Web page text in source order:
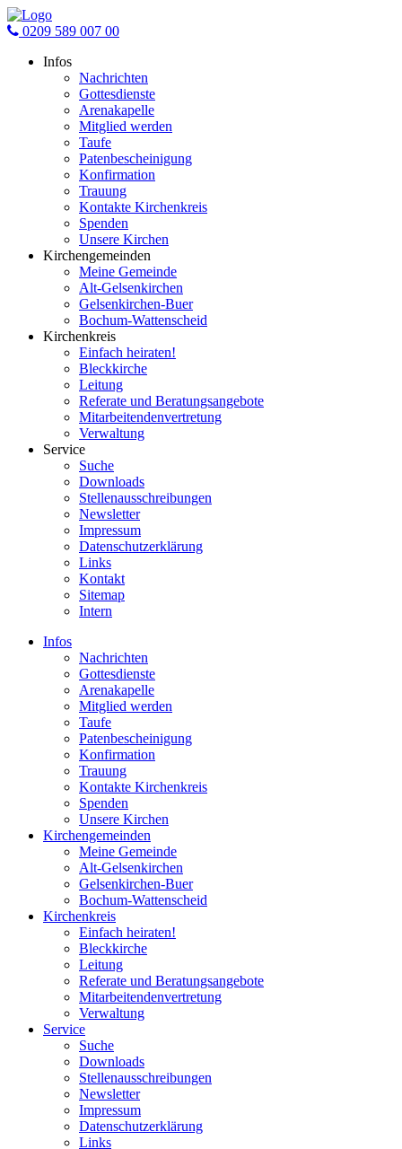
0209 589 007 00
Infos
Nachrichten
Gottesdienste
Arenakapelle
Mitglied werden
Taufe
Patenbescheinigung
Konfirmation
Trauung
Kontakte Kirchenkreis
Spenden
Unsere Kirchen
Kirchengemeinden
Meine Gemeinde
Alt-Gelsenkirchen
Gelsenkirchen-Buer
Bochum-Wattenscheid
Kirchenkreis
Einfach heiraten!
Bleckkirche
Leitung
Referate und Beratungsangebote
Mitarbeitendenvertretung
Verwaltung
Service
Suche
Downloads
Stellenausschreibungen
Newsletter
Impressum
Datenschutzerklärung
Links
Kontakt
Sitemap
Intern
Infos
Nachrichten
Gottesdienste
Arenakapelle
Mitglied werden
Taufe
Patenbescheinigung
Konfirmation
Trauung
Kontakte Kirchenkreis
Spenden
Unsere Kirchen
Kirchengemeinden
Meine Gemeinde
Alt-Gelsenkirchen
Gelsenkirchen-Buer
Bochum-Wattenscheid
Kirchenkreis
Einfach heiraten!
Bleckkirche
Leitung
Referate und Beratungsangebote
Mitarbeitendenvertretung
Verwaltung
Service
Suche
Downloads
Stellenausschreibungen
Newsletter
Impressum
Datenschutzerklärung
Links